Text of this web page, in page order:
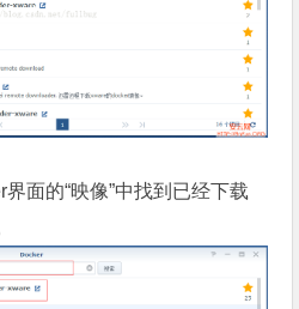
面的“映像”中找到已经下载